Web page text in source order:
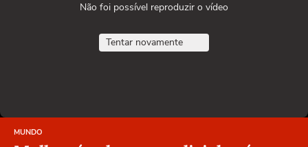
Não foi possível reproduzir o vídeo
Tentar novamente
MUNDO